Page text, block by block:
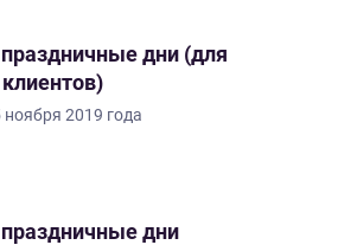
дни (для
ноября 2019 года
дни